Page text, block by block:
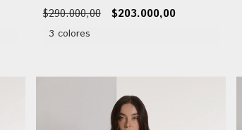
$290.000,00 $203.000,00
3 colores